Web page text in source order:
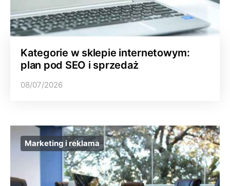
Kategorie w sklepie internetowym:
plan pod SEO i sprzedaż
08/07/2026
Marketing i reklama